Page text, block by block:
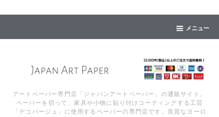
メニュー
アートペーパー専門店「ジャパンアートペーパー」の通販サイト。
ペーパーを切って、家具や小物に貼り付けコーティングする工芸
「デコパージュ」に使用するペーパーの専門店です。良質なヨーロ